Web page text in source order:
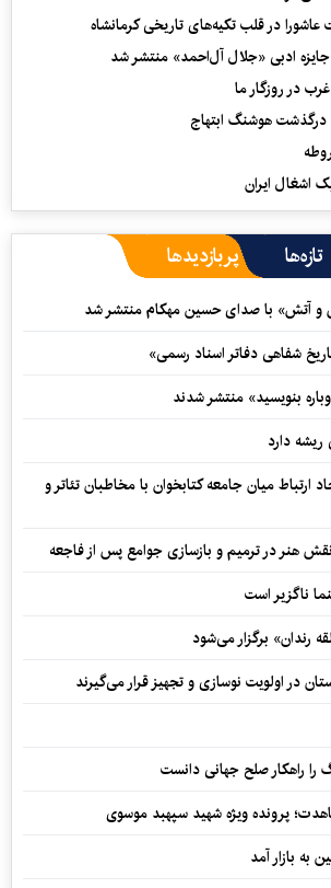
عاشورا در قلب تکیه‌های تاریخی کرمانشاه
ادبی «جلال آل‌احمد» منتشر شد
در روزگار ما
هوشنگ ابتهاج
اشغال ایران
تازه‌ها پربازدیدها
آتش» با صدای حسین مهکام منتشر شد
شفاهی دفاتر اسناد رسمی»
بنویسید» منتشر شدند
دارد
ارتباط میان جامعه کتابخوان با مخاطبان تئاتر و
نقش هنر در ترمیم و بازسازی جوامع پس از فاجعه
ناگزیر است
رندان» برگزار می‌شود
در اولویت نوسازی و تجهیز قرار می‌گیرند
را راهکار صلح جهانی دانست
پرونده ویژه شهید سپهبد موسوی
به بازار آمد